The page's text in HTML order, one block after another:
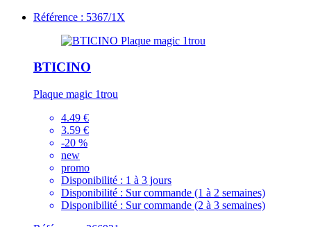
Référence : 5367/1X
BTICINO
Plaque magic 1trou
4.49 €
3.59 €
-20 %
new
promo
Disponibilité : 1 à 3 jours
Disponibilité : Sur commande (1 à 2 semaines)
Disponibilité : Sur commande (2 à 3 semaines)